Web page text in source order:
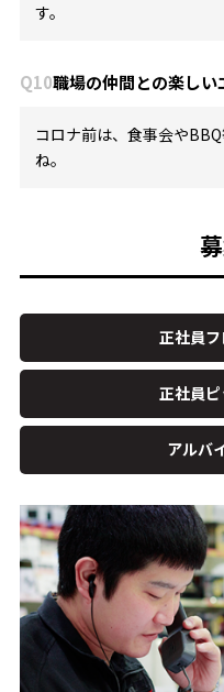
す。
Q10職場の仲間との楽しい
コロナ前は、食事会や
ね。
正社員
正社員
アルバ